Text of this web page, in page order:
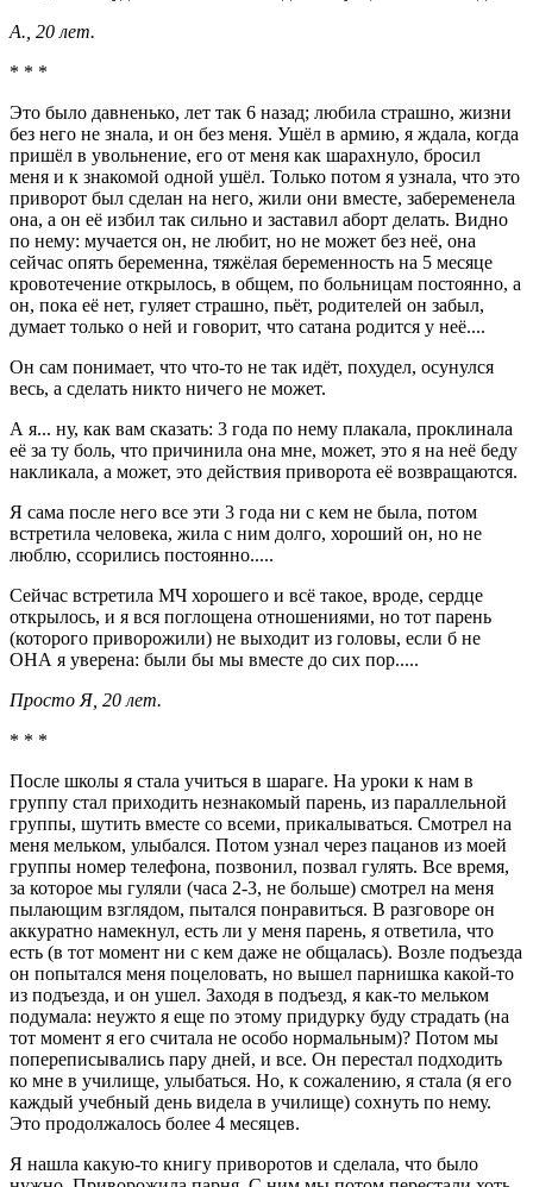
А., 20 лет.
* * *
Это было давненько, лет так 6 назад; любила страшно, жизни
без него не знала, и он без меня. Ушёл в армию, я ждала, когда
пришёл в увольнение, его от меня как шарахнуло, бросил
меня и к знакомой одной ушёл. Только потом я узнала, что это
приворот был сделан на него, жили они вместе, забеременела
она, а он её избил так сильно и заставил аборт делать. Видно
по нему: мучается он, не любит, но не может без неё, она
сейчас опять беременна, тяжёлая беременность на 5 месяце
кровотечение открылось, в общем, по больницам постоянно, а
он, пока её нет, гуляет страшно, пьёт, родителей он забыл,
думает только о ней и говорит, что сатана родится у неё....
Он сам понимает, что что-то не так идёт, похудел, осунулся
весь, а сделать никто ничего не может.
А я... ну, как вам сказать: 3 года по нему плакала, проклинала
её за ту боль, что причинила она мне, может, это я на неё беду
накликала, а может, это действия приворота её возвращаются.
Я сама после него все эти 3 года ни с кем не была, потом
встретила человека, жила с ним долго, хороший он, но не
люблю, ссорились постоянно.....
Сейчас встретила МЧ хорошего и всё такое, вроде, сердце
открылось, и я вся поглощена отношениями, но тот парень
(которого приворожили) не выходит из головы, если б не
ОНА я уверена: были бы мы вместе до сих пор.....
Просто Я, 20 лет.
* * *
После школы я стала учиться в шараге. На уроки к нам в
группу стал приходить незнакомый парень, из параллельной
группы, шутить вместе со всеми, прикалываться. Смотрел на
меня мельком, улыбался. Потом узнал через пацанов из моей
группы номер телефона, позвонил, позвал гулять. Все время,
за которое мы гуляли (часа 2-3, не больше) смотрел на меня
пылающим взглядом, пытался понравиться. В разговоре он
аккуратно намекнул, есть ли у меня парень, я ответила, что
есть (в тот момент ни с кем даже не общалась). Возле подъезда
он попытался меня поцеловать, но вышел парнишка какой-то
из подъезда, и он ушел. Заходя в подъезд, я как-то мельком
подумала: неужто я еще по этому придурку буду страдать (на
тот момент я его считала не особо нормальным)? Потом мы
попереписывались пару дней, и все. Он перестал подходить
ко мне в училище, улыбаться. Но, к сожалению, я стала (я его
каждый учебный день видела в училище) сохнуть по нему.
Это продолжалось более 4 месяцев.
Я нашла какую-то книгу приворотов и сделала, что было